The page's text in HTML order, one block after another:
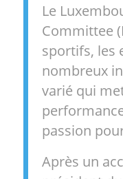
Le
Committee
sportifs, les
nombreux
varié qui
passion
Après un